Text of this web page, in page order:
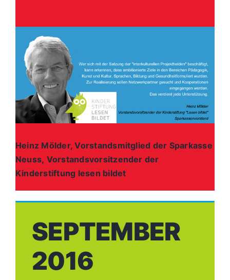
Heinz Mölder, Vorstandsmitglied der Sparkasse
Neuss, Vorstandsvorsitzender der
Kinderstiftung lesen bildet
SEPTEMBER
2016